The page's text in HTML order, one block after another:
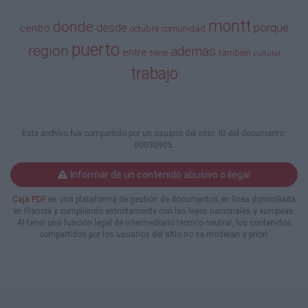
Nuestros próceres,
educados en el rigor de las luchas europeas y
convencidos de las ideas de libertad, no
trepidaron en manifestar
en toda sazón la réplica de esas andanzas
pueblo mapuche. No lo involucró. Por tanto,
Eran más
creíbles los gobernantes antiguos: respetaban
sus fronteras y llegaban a acuerdos en
pláticas y parlamentos
amistosos. Fueron las primeras
manifestaciones de rebel-
centro donde desde octubre comunidad montt porque
region puerto entre tiene ademas tambien cultural
trabajo
Este archivo fue compartido por un usuario del sitio. ID del documento:
00030905.
Informar de un contenido abusivo o ilegal
Caja PDF es una plataforma de gestión de documentos en línea domiciliada
en Francia y cumpliendo estrictamente con las leyes nacionales y europeas.
Al tener una función legal de intermediario técnico neutral, los contenidos
compartidos por los usuarios del sitio no se moderan a priori.